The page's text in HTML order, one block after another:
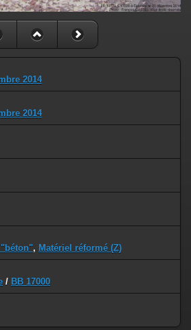
2014
2014
"béton", Matériel réformé (Z)
/ BB 17000